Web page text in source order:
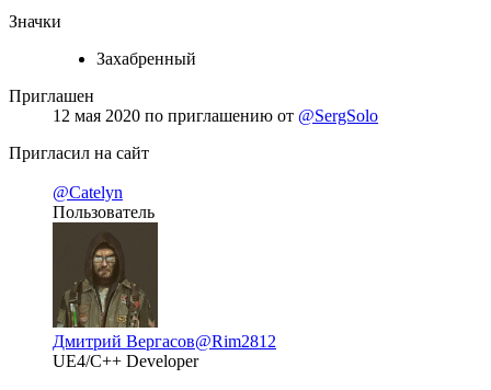
Значки
Захабренный
Приглашен
12 мая 2020 по приглашению от @SergSolo
Пригласил на сайт
@Catelyn
Пользователь
Дмитрий Вергасов@Rim2812
UE4/C++ Developer